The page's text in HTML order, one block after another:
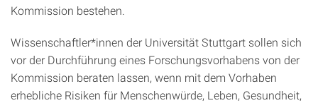
Kommission bestehen.
Wissenschaftler*innen der Universität Stuttgart sollen sich
vor der Durchführung eines Forschungsvorhabens von der
Kommission beraten lassen, wenn mit dem Vorhaben
erhebliche Risiken für Menschenwürde, Leben, Gesundheit,